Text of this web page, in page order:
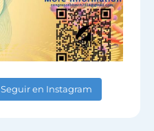
Seguir en Instagram